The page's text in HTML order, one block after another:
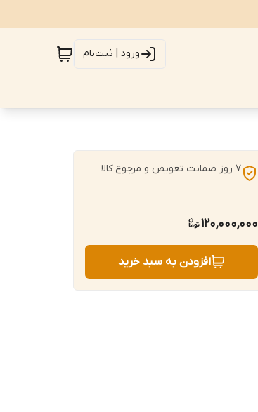
ورود | ثبت‌نام
7 روز ضمانت تعویض و مرجوع کالا
120,000,000
افزودن به سبد خرید